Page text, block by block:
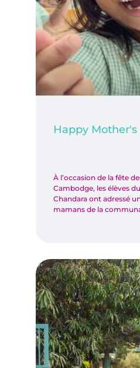
Happy Mother's
À l’occasion de la fête
Cambodge, les élèves
Chandara ont adressé
mamans de la